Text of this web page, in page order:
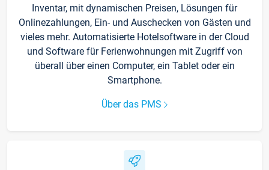
Inventar, mit dynamischen Preisen, Lösungen für
Onlinezahlungen, Ein- und Auschecken von Gästen und
vieles mehr. Automatisierte Hotelsoftware in der Cloud
und Software für Ferienwohnungen mit Zugriff von
überall über einen Computer, ein Tablet oder ein
Smartphone.
Über das PMS